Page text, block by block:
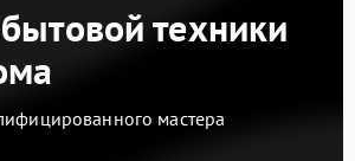
техники
мастера